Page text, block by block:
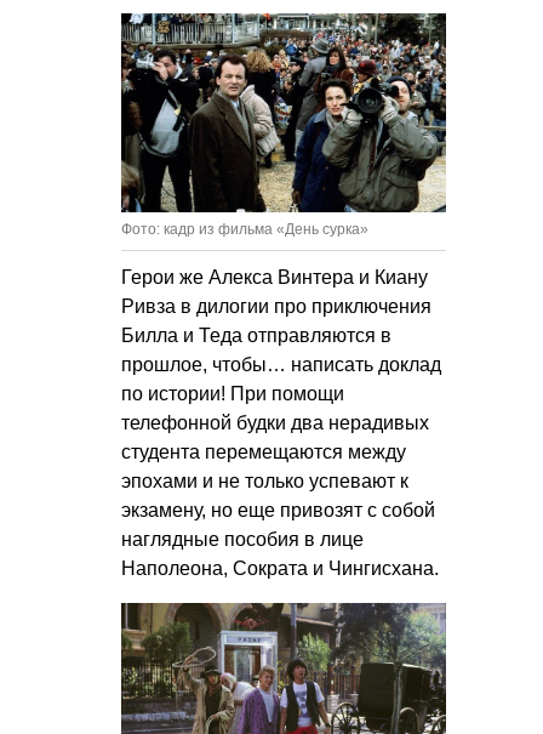
Фото: кадр из фильма «День сурка»
Герои же Алекса Винтера и Киану
Ривза в дилогии про приключения
Билла и Теда отправляются в
прошлое, чтобы… написать доклад
по истории! При помощи
телефонной будки два нерадивых
студента перемещаются между
эпохами и не только успевают к
экзамену, но еще привозят с собой
наглядные пособия в лице
Наполеона, Сократа и Чингисхана.